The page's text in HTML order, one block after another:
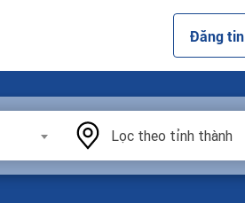
Đăng tin
Lọc theo tỉnh thành